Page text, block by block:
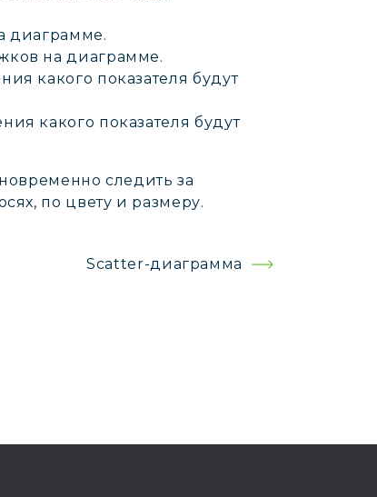
диаграмме.
на диаграмме.
какого показателя будут
какого показателя будут
следить за
по цвету и размеру.
Scatter-диаграмма